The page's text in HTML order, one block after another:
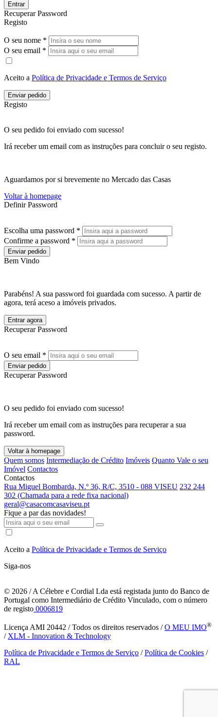
Entrar
Recuperar Password
Registo
O seu nome *
O seu email *
Aceito a Política de Privacidade e Termos de Serviço
Enviar pedido
Registo
O seu pedido foi enviado com sucesso!
Irá receber um email com as instruções para concluir o seu registo.
Aguardamos por si brevemente no Mercado das Casas
Voltar à homepage
Definir Password
Escolha uma password *
Confirme a password *
Enviar pedido
Bem Vindo
Parabéns! A sua password foi guardada com sucesso. A partir de
agora, terá aceso a imóveis privados.
Entrar agora
Recuperar Password
O seu email *
Enviar pedido
Recuperar Password
O seu pedido foi enviado com sucesso!
Irá receber um email com as instruções para recuperar a sua
password.
Voltar à homepage
Quem somos Intermediação de Crédito Imóveis Quanto Vale o seu
Imóvel Contactos
Contactos
Rua Miguel Bombarda, N.º 36, R/C, 3510 - 088 VISEU 232 244
302 (Chamada para a rede fixa nacional)
geral@casacomcasaviseu.pt
Fique a par das novidades!
Aceito a Política de Privacidade e Termos de Serviço
Siga-nos
© 2026 / A Célebre e Cordial Lda está registada junto do Banco de
Portugal como Intermediário de Crédito Vinculado, com o número
de registo 0006819
Licença AMI 20442 / Todos os direitos reservados /O MEU IMO®
/ XLM - Innovation & Technology
Política de Privacidade e Termos de Serviço /Política de Cookies /
RAL